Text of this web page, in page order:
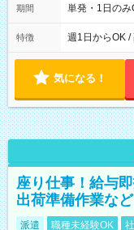
期間 単発・1日のみ
特徴 週1日からOK /
気になる！
座り仕事！給与
出荷準備作業など
派遣 職種未経験OK